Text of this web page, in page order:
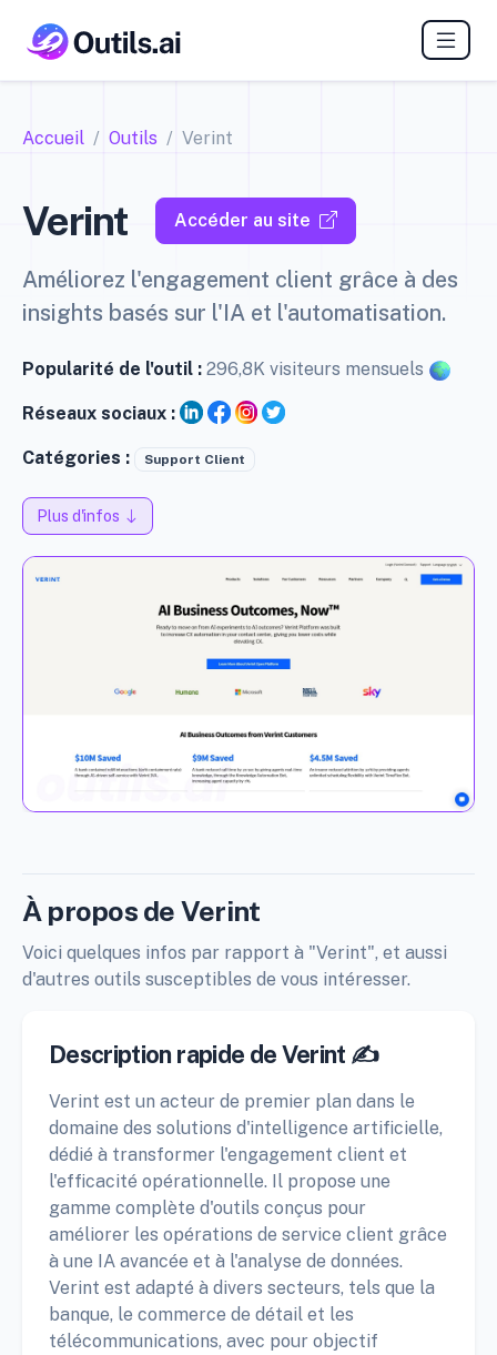
Accueil Outils Verint
Verint Accéder au site
Améliorez l'engagement client grâce à des
insights basés sur l'IA et l'automatisation.
Popularité de l'outil : 296,8K visiteurs mensuels
Réseaux sociaux :
Catégories : Support Client
Plus d'infos
À propos de Verint
Voici quelques infos par rapport à "Verint", et aussi
d'autres outils susceptibles de vous intéresser.
Description rapide de Verint ✍️
Verint est un acteur de premier plan dans le
domaine des solutions d'intelligence artificielle,
dédié à transformer l'engagement client et
l'efficacité opérationnelle. Il propose une
gamme complète d'outils conçus pour
améliorer les opérations de service client grâce
à une IA avancée et à l'analyse de données.
Verint est adapté à divers secteurs, tels que la
banque, le commerce de détail et les
télécommunications, avec pour objectif